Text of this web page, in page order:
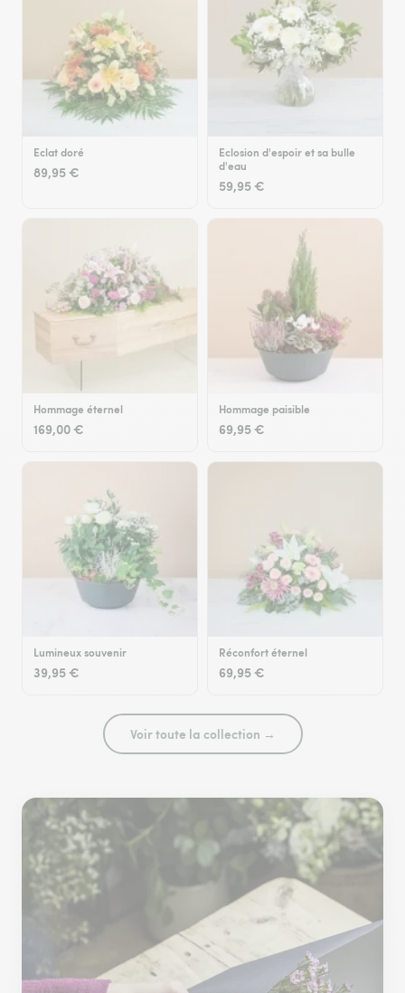
Eclat doré
89,95 €
Eclosion d'espoir et sa bulle
d'eau
59,95 €
Hommage éternel
169,00 €
Hommage paisible
69,95 €
Lumineux souvenir
39,95 €
Réconfort éternel
69,95 €
Voir toute la collection →